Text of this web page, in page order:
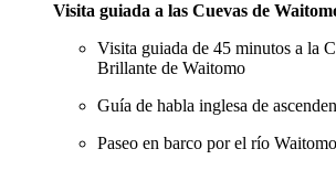
Visita guiada a las Cuevas de
Visita guiada de 45 minutos a la
Brillante de Waitomo
Guía de habla inglesa de
Paseo en barco por el río Waitomo